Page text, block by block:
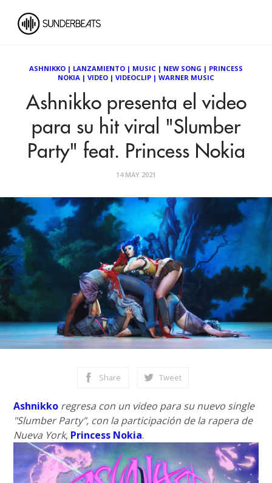
ASHNIKKO | LANZAMIENTO | MUSIC | NEW SONG | PRINCESS
NOKIA | VIDEO | VIDEOCLIP | WARNER MUSIC
Ashnikko presenta el video
para su hit viral "Slumber
Party" feat. Princess Nokia
14 MAY 2021
Share Tweet
Ashnikko regresa con un video para su nuevo single
"Slumber Party", con la participación de la rapera de
Nueva York, Princess Nokia.